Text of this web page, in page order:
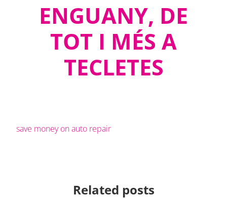
ENGUANY, DE
TOT I MÉS A
TECLETES
save money on auto repair
Related posts